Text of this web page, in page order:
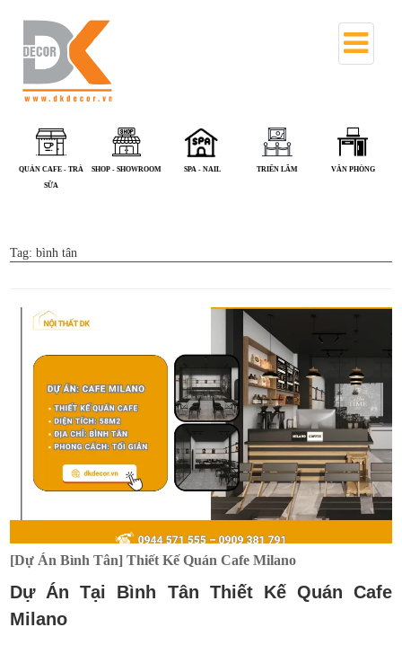
QUÁN CAFE - TRÀ
SỮA
SHOP - SHOWROOM SPA - NAIL TRIỂN LÃM VĂN PHÒNG
Tag:bình tân
[Dự Án Bình Tân] Thiết Kế Quán Cafe Milano
Dự Án Tại Bình Tân Thiết Kế Quán Cafe
Milano